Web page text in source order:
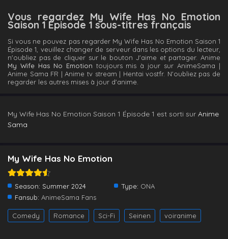
Vous regardez My Wife Has No Emotion
Saison 1 Épisode 1 sous-titres français
Si vous ne pouvez pas regarder My Wife Has No Emotion Saison 1
Épisode 1, veuillez changer de serveur dans les options du lecteur,
n'oubliez pas de cliquer sur le bouton J'aime et partager. Anime
My Wife Has No Emotion toujours mis à jour sur AnimeSama |
Anime Sama FR | Anime tv stream | Hentai vostfr. N'oubliez pas de
regarder les autres mises à jour d'anime.
My Wife Has No Emotion Saison 1 Épisode 1 est sorti sur Anime
Sama
My Wife Has No Emotion
Season: Summer 2024 Type: ONA
Fansub: AnimeSama Fans
Comedy Romance Sci-Fi Seinen voiranime